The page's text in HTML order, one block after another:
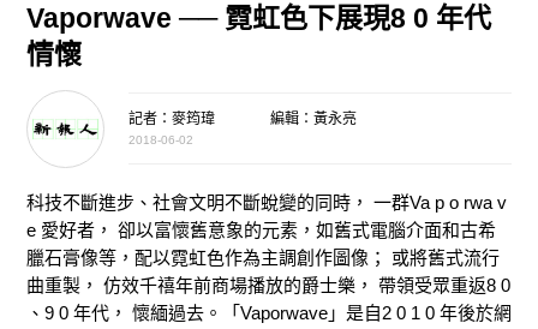
Vaporwave ── 霓虹色下展現8 0 年代
情懷
記者：麥筠瑋 編輯：黃永亮
2018-06-02
科技不斷進步、社會文明不斷蛻變的同時， 一群Va p o rwa v
e 愛好者， 卻以富懷舊意象的元素，如舊式電腦介面和古希
臘石膏像等，配以霓虹色作為主調創作圖像； 或將舊式流行
曲重製， 仿效千禧年前商場播放的爵士樂， 帶領受眾重返8 0
、9 0 年代， 懷緬過去。「Vaporwave」是自2 0 1 0 年後於網